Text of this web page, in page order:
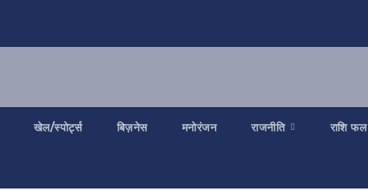
खेल/स्पोर्ट्स बिज़नेस मनोरंजन राजनीति राशि फल